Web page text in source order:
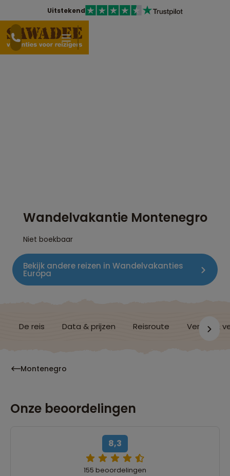
Uitstekend
Wandelvakantie Montenegro
Niet boekbaar
Bekijk andere reizen in Wandelvakanties
Europa
De reis Data & prijzen Reisroute Verblijf &
Montenegro
Onze beoordelingen
8,3
155 beoordelingen